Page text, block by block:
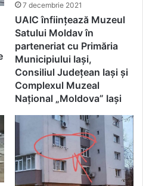
7 decembrie 2021
UAIC înființează Muzeul
Satului Moldav în
parteneriat cu Primăria
Municipiului Iași,
Consiliul Județean Iași și
Complexul Muzeal
Național „Moldova” Iași